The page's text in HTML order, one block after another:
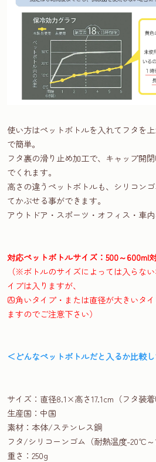
使い方はペットボトルを入れてフタを
で簡単。
フタ裏の滑り止め加工で、キャップ開
でくれます。
高さの違うペットボトルも、シリコン
てかぶせる事ができます。
アウトドア・スポーツ・オフィス・車
対応ペットボトルサイズ：500～600ml
（※ボトルのサイズによっては入らな
イプは入りますが、
四角いタイプ・または直径が大きいタ
ますのでご注意下さい）
＜どんなペットボトルだと入るか比較
サイズ：直径8.1×高さ17.1cm（フタ装着
生産国：中国
素材：本体/ステンレス鋼
フタ/シリコーンゴム（耐熱温度-20℃～
重さ：250g